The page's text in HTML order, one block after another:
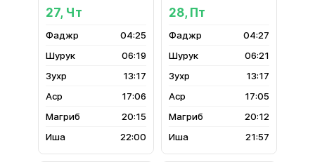
27, Чт
04:25
06:19
13:17
17:06
20:15
22:00
28, Пт
04:27
06:21
13:17
17:05
20:12
21:57